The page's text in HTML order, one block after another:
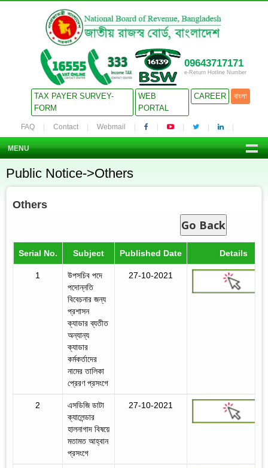
09643717171
e-Return Hotline Number
TAX PAYER SURVEY-
FORM
WEB
PORTAL
CAREER বাংলা
FAQ Contact Webmail
MENU
Public Notice->Others
Others
Go Back
Serial No. Subject Published Date Details
1
উপসচিব পদে
পদোন্নতি
বিবেচনার জন্য
প্রশাসন
ক্যাডার ব্যতীত
অন্যান্য
ক্যাডার
কর্মকর্তাদের
নামের তালিকা
প্রেরণ প্রসংগে
27-10-2021
2
এসডিজি ডাটা
ক্যালেন্ডার
হালনাগাদ বিষয়ে
মতামত আহ্বান
প্রসংগে
27-10-2021